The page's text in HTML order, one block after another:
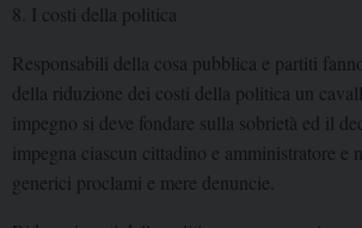
8. I costi della politica
Responsabili della cosa pubblica e partiti
della riduzione dei costi della politica un
impegno si deve fondare sulla sobrietà ed il
impegna ciascun cittadino e amministratore e
generici proclami e mere denuncie.